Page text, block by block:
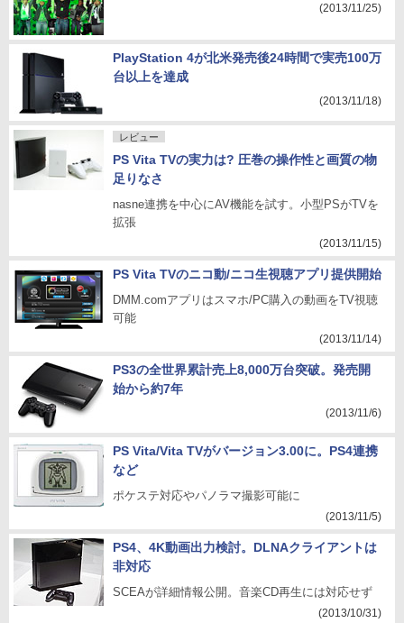
(2013/11/25)
PlayStation 4が北米発売後24時間で実売100万
台以上を達成
(2013/11/18)
レビュー
PS Vita TVの実力は? 圧巻の操作性と画質の物
足りなさ
nasne連携を中心にAV機能を試す。小型PSがTVを
拡張
(2013/11/15)
PS Vita TVのニコ動/ニコ生視聴アプリ提供開始
DMM.comアプリはスマホ/PC購入の動画をTV視聴
可能
(2013/11/14)
PS3の全世界累計売上8,000万台突破。発売開
始から約7年
(2013/11/6)
PS Vita/Vita TVがバージョン3.00に。PS4連携
など
ポケステ対応やパノラマ撮影可能に
(2013/11/5)
PS4、4K動画出力検討。DLNAクライアントは
非対応
SCEAが詳細情報公開。音楽CD再生には対応せず
(2013/10/31)